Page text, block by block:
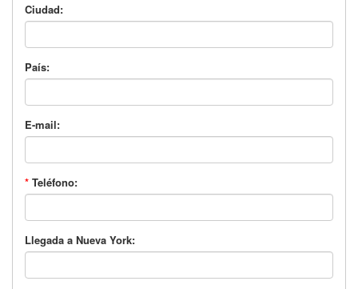
Ciudad:
País:
E-mail:
* Teléfono:
Llegada a Nueva York: